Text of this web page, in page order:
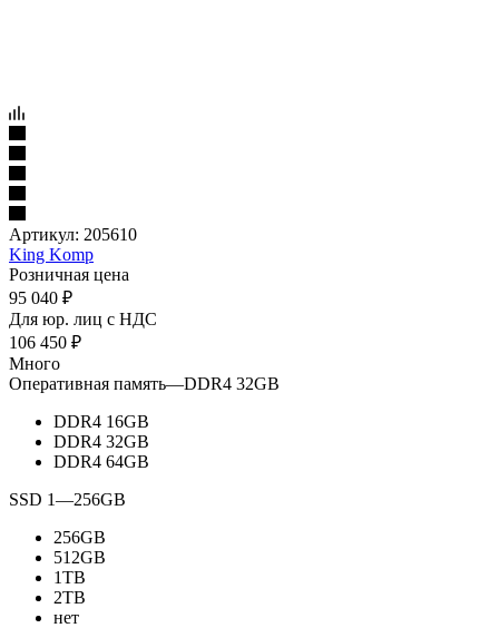
Артикул: 205610
King Komp
Розничная цена
95 040 ₽
Для юр. лиц c НДС
106 450 ₽
Много
Оперативная память—DDR4 32GB
DDR4 16GB
DDR4 32GB
DDR4 64GB
SSD 1—256GB
256GB
512GB
1TB
2TB
нет